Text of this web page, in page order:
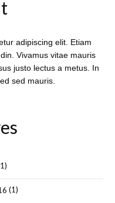
adipiscing elit. Etiam
Vivamus vitae mauris
justo lectus a metus. In
sed mauris.
(1)